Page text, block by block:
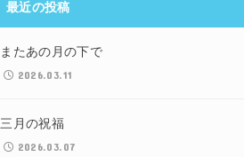
最近の投稿
またあの月の下で
2026.03.11
三月の祝福
2026.03.07